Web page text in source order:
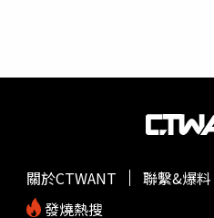
關於CTWANT 聯繫&爆料
發燒熱搜